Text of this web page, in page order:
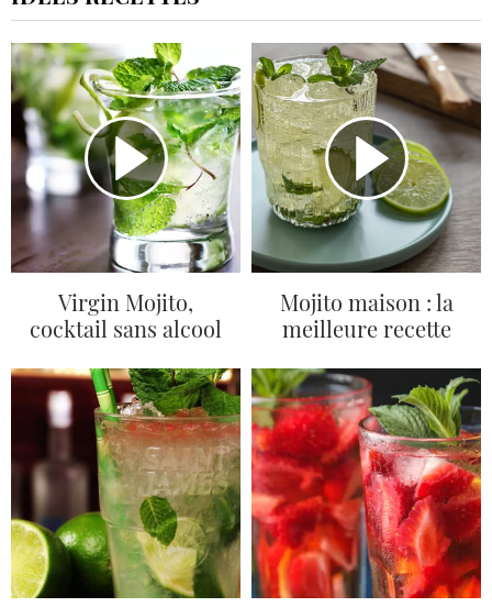
Virgin Mojito,
cocktail sans alcool
Mojito maison : la
meilleure recette